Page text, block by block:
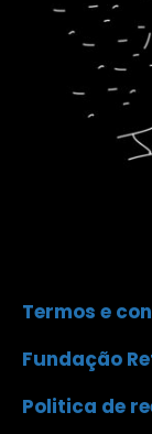
Termos e
Fundação
Politica de